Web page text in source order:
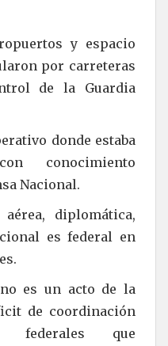
y espacio
por carreteras
de la Guardia
donde estaba
conocimiento
Nacional.
diplomática,
es federal en
es un acto de la
de coordinación
federales que